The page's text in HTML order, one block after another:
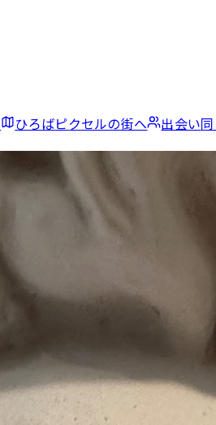
ひろばピクセルの街へ 出会い